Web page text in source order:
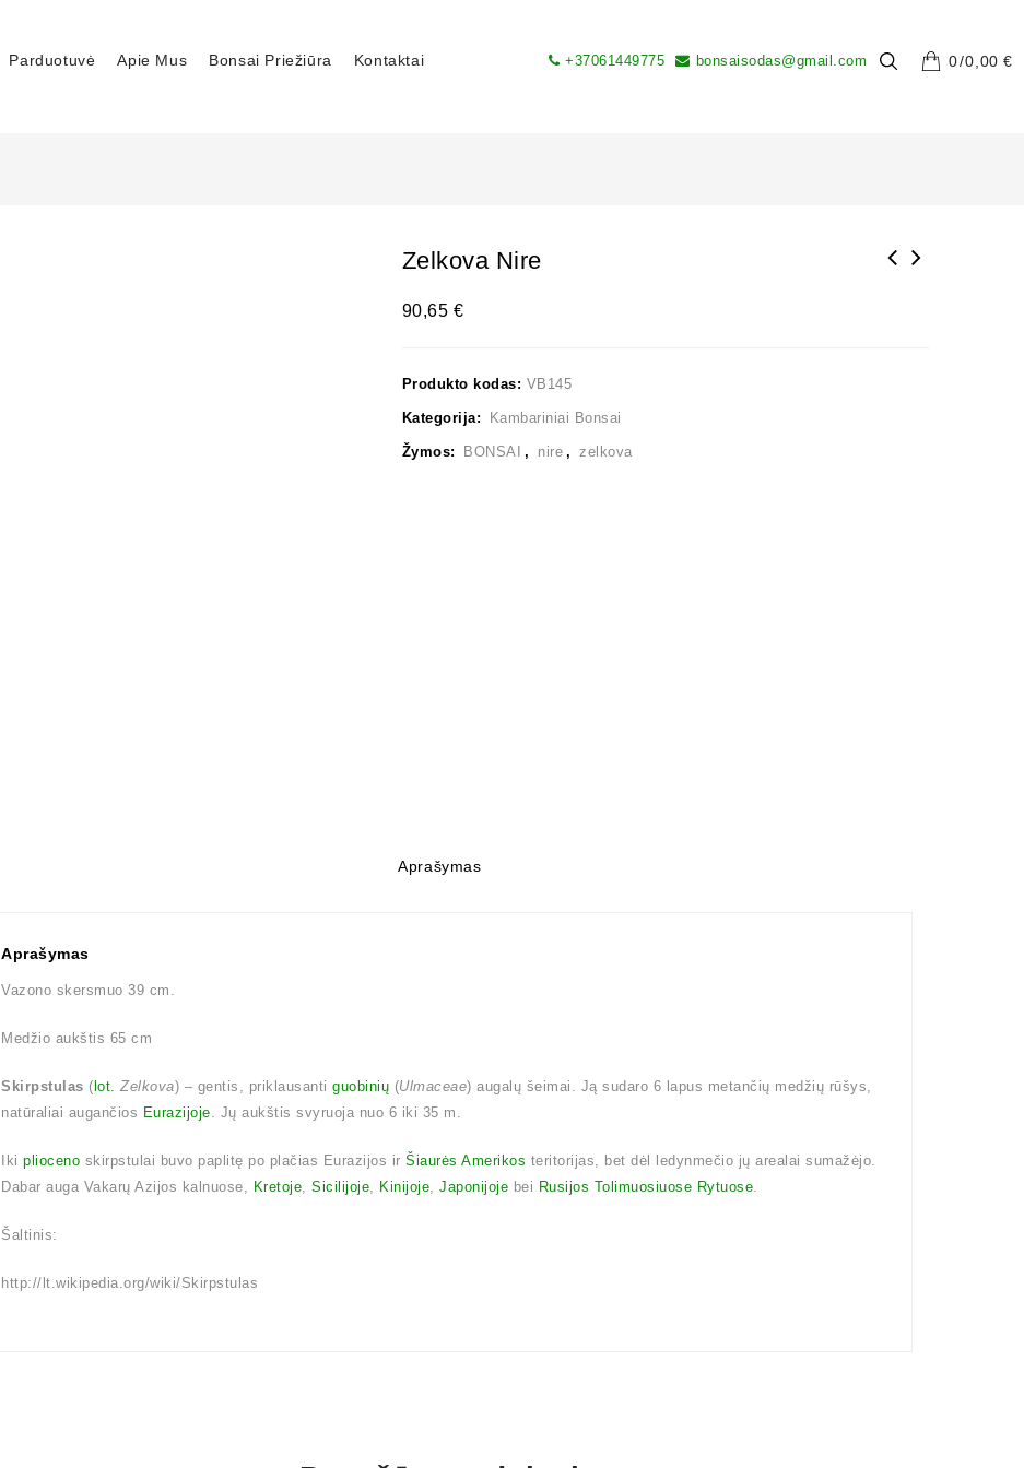
Parduotuvė Apie Mus Bonsai Priežiūra Kontaktai 0 0,00€
+37061449775 bonsaisodas@gmail.com
Zelkova Nire
90,65€
Produkto kodas: VB145
Kategorija: Kambariniai Bonsai
Žymos: BONSAI , nire , zelkova
Aprašymas
Aprašymas
Vazono skersmuo 39 cm.
Medžio aukštis 65 cm
Skirpstulas ( lot. Zelkova) – gentis, priklausanti guobinių (Ulmaceae) augalų šeimai. Ją sudaro 6 lapus metančių medžių rūšys,
natūraliai augančios Eurazijoje. Jų aukštis svyruoja nuo 6 iki 35 m.
Iki plioceno skirpstulai buvo paplitę po plačias Eurazijos ir Šiaurės Amerikos teritorijas, bet dėl ledynmečio jų arealai sumažėjo.
Dabar auga Vakarų Azijos kalnuose, Kretoje, Sicilijoje, Kinijoje, Japonijoje bei Rusijos Tolimuosiuose Rytuose.
Šaltinis:
http://lt.wikipedia.org/wiki/Skirpstulas